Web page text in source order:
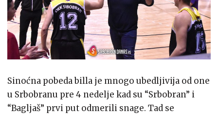
Sinoćna pobeda billa je mnogo ubedljivija od one
u Srbobranu pre 4 nedelje kad su “Srbobran” i
“Bagljaš” prvi put odmerili snage. Tad se